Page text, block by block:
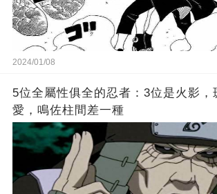
2024/01/08
5位全屬性俱全的忍者：3位是火影，
愛，鳴佐柱間差一種